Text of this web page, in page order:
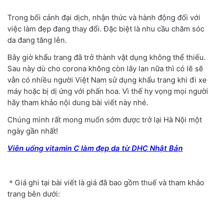
Trong bối cảnh đại dịch, nhận thức và hành động đối với
việc làm đẹp đang thay đổi. Đặc biệt là nhu cầu chăm sóc
da đang tăng lên.
Bây giờ khẩu trang đã trở thành vật dụng không thể thiếu.
Sau này dù cho corona không còn lây lan nữa thì có lẽ sẽ
vẫn có nhiều người Việt Nam sử dụng khẩu trang khi đi xe
máy hoặc bị dị ứng với phấn hoa. Vì thế hy vọng mọi người
hãy tham khảo nội dung bài viết này nhé.
Chúng mình rất mong muốn sớm được trở lại Hà Nội một
ngày gần nhất!
Viên uống vitamin C làm đẹp da từ DHC Nhật Bản
＊Giá ghi tại bài viết là giá đã bao gồm thuế và tham khảo
trang bên dưới: